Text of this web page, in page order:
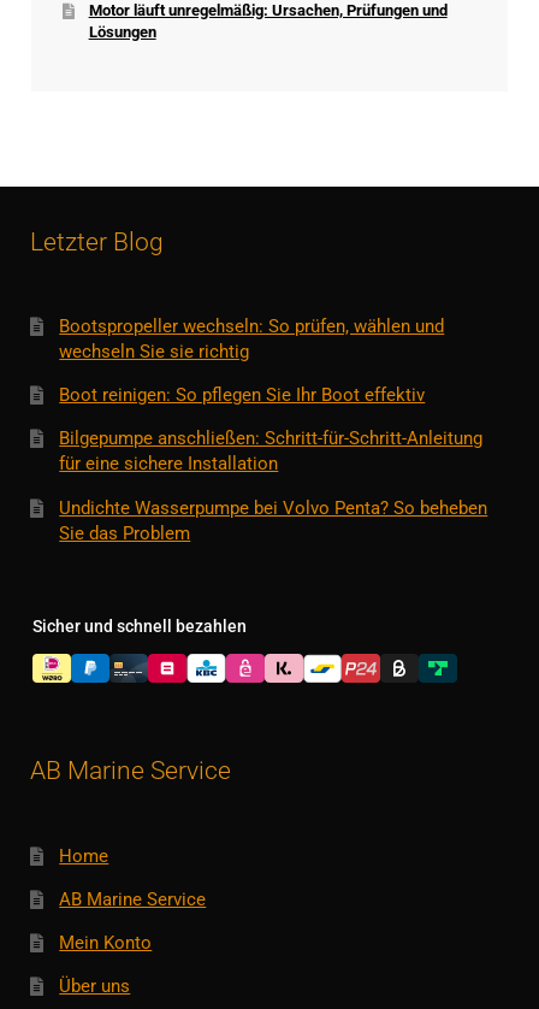
Motor läuft unregelmäßig: Ursachen, Prüfungen und
Lösungen
Letzter Blog
Bootspropeller wechseln: So prüfen, wählen und
wechseln Sie sie richtig
Boot reinigen: So pflegen Sie Ihr Boot effektiv
Bilgepumpe anschließen: Schritt-für-Schritt-Anleitung
für eine sichere Installation
Undichte Wasserpumpe bei Volvo Penta? So beheben
Sie das Problem
Sicher und schnell bezahlen
AB Marine Service
Home
AB Marine Service
Mein Konto
Über uns